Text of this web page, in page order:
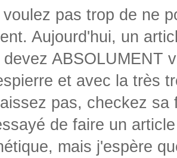
voulez pas trop de ne
Aujourd'hui, un
ABSOLUMENT
et avec la très
pas, checkez sa
de faire un
mais j'espère